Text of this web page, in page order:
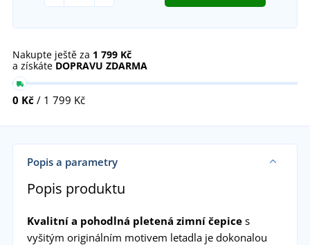
Nakupte ještě za 1 799 Kč
a získáte DOPRAVU ZDARMA
0 Kč / 1 799 Kč
Popis a parametry
Popis produktu
Kvalitní a pohodlná pletená zimní čepices
vyšitým originálním motivem letadla je dokonalou